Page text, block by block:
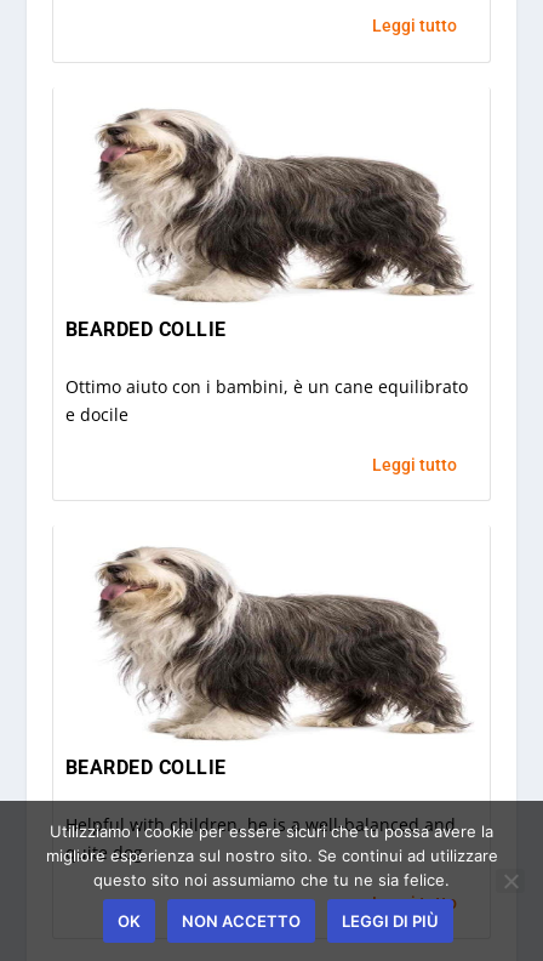
Leggi tutto
BEARDED COLLIE
Ottimo aiuto con i bambini, è un cane equilibrato
e docile
Leggi tutto
BEARDED COLLIE
Helpful with children, he is a well-balanced and
quite dog
Leggi tutto
Utilizziamo i cookie per essere sicuri che tu possa avere la
migliore esperienza sul nostro sito. Se continui ad utilizzare
questo sito noi assumiamo che tu ne sia felice.
OK NON ACCETTO LEGGI DI PIÙ